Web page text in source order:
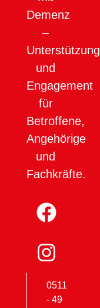
Demenz
–
Unterstützung
und
Engagement
für
Betroffene,
Angehörige
und
Fachkräfte.
0511
- 49